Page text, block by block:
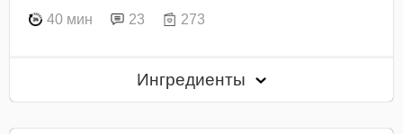
40 мин 23 273
Ингредиенты